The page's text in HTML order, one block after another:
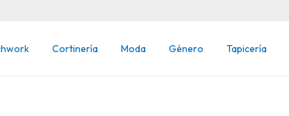
Cortinería Moda Género Tapicería